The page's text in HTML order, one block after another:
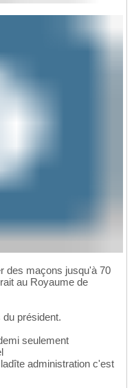
des maçons jusqu'à 70
au Royaume de
président.
seulement
administration c'est